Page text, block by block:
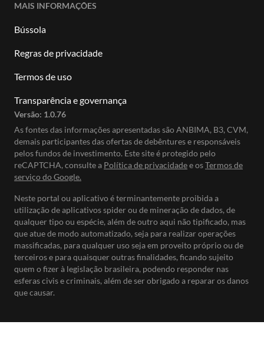
MAIS INFORMAÇÕES
Bússola
Regras de privacidade
Termos de uso
Transparência e governança
Versão: 1.0.76
As fontes das informações apresentadas são ANBIMA, B3, CVM,
demais participantes das ofertas de debêntures e responsáveis
pelos fundos de investimento. Este site é protegido pelo
reCAPTCHA, consulte a Política de privacidadee osTermos de
serviço do Google.
Neste portal ou aplicativo é terminantemente proibida a
utilização de aplicativos spider ou de mineração de dados, de
qualquer tipo ou espécie, além de outro aqui não tipificado, mas
que atue de modo automatizado, seja para realizar operações
massificadas, para qualquer uso seja em proveito próprio ou de
terceiros e para quaisquer outras finalidades, ficando sujeito
quem o fizer à legislação brasileira, podendo responder nas
esferas civis e criminais, além de ser obrigado a reparar os danos
que causar.